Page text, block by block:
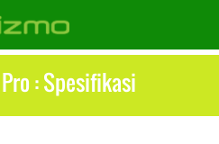
: Spesifikasi